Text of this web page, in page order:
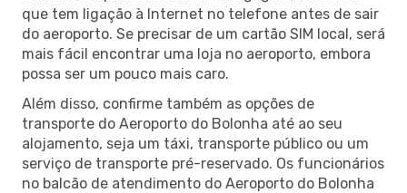
que tem ligação à Internet no telefone antes de sair
do aeroporto. Se precisar de um cartão SIM local, será
mais fácil encontrar uma loja no aeroporto, embora
possa ser um pouco mais caro.
Além disso, confirme também as opções de
transporte do Aeroporto do Bolonha até ao seu
alojamento, seja um táxi, transporte público ou um
serviço de transporte pré-reservado. Os funcionários
no balcão de atendimento do Aeroporto do Bolonha